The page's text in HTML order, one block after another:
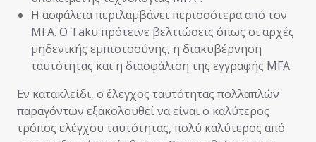
Η ασφάλεια περιλαμβάνει περισσότερα από τον
MFA. Ο Taku πρότεινε βελτιώσεις όπως οι αρχές
μηδενικής εμπιστοσύνης, η διακυβέρνηση
ταυτότητας και η διασφάλιση της εγγραφής MFA
Εν κατακλείδι, ο έλεγχος ταυτότητας πολλαπλών
παραγόντων εξακολουθεί να είναι ο καλύτερος
τρόπος ελέγχου ταυτότητας, πολύ καλύτερος από